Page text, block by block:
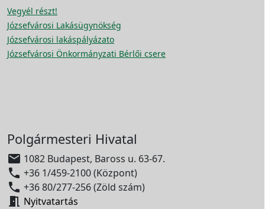
Vegyél részt!
Józsefvárosi Lakásügynökség
Józsefvárosi lakáspályázato
Józsefvárosi Önkormányzati Bérlői csere
Polgármesteri Hivatal
 1082 Budapest, Baross u. 63-67.
 +36 1/459-2100 (Központ)
 +36 80/277-256 (Zöld szám)
 Nyitvatartás